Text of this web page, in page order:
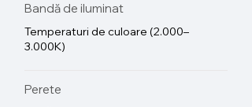
Bandă de iluminat
Temperaturi de culoare (2.000–
3.000K)
Perete